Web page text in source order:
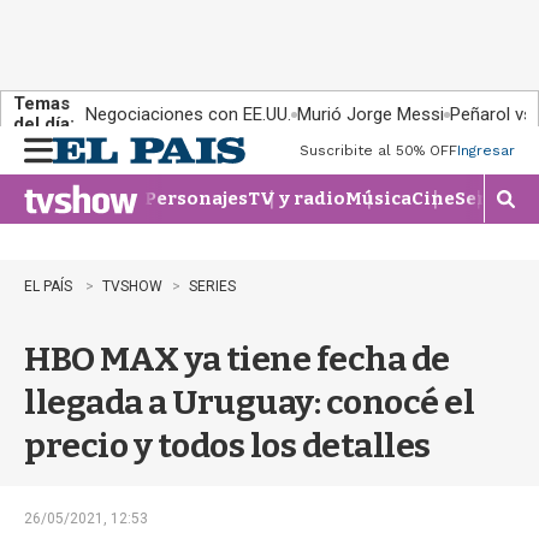
Temas
del día: Negociaciones con EE.UU. Murió Jorge Messi Peñarol
n
u
Suscribite al 50% OFFIngresar
PersonajesTV y radioMúsicaCineSeries
M
o
EL PAÍS TVSHOW SERIES
HBO MAX ya tiene fecha de
llegada a Uruguay: conocé el
precio y todos los detalles
26/05/2021, 12:53